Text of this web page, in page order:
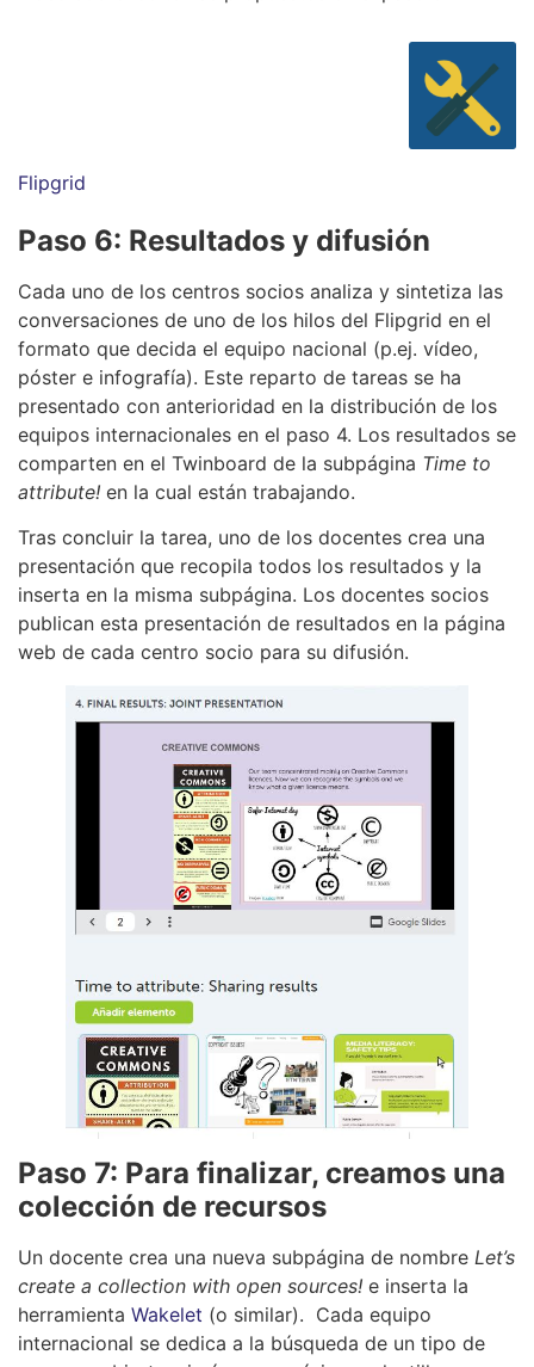
Flipgrid
Paso 6: Resultados y difusión
Cada uno de los centros socios analiza y sintetiza las
conversaciones de uno de los hilos del Flipgrid en el
formato que decida el equipo nacional (p.ej. vídeo,
póster e infografía). Este reparto de tareas se ha
presentado con anterioridad en la distribución de los
equipos internacionales en el paso 4. Los resultados se
comparten en el Twinboard de la subpágina Time to
attribute! en la cual están trabajando.
Tras concluir la tarea, uno de los docentes crea una
presentación que recopila todos los resultados y la
inserta en la misma subpágina. Los docentes socios
publican esta presentación de resultados en la página
web de cada centro socio para su difusión.
Paso 7: Para finalizar, creamos una
colección de recursos
Un docente crea una nueva subpágina de nombre Let’s
create a collection with open sources! e inserta la
herramienta Wakelet (o similar). Cada equipo
internacional se dedica a la búsqueda de un tipo de